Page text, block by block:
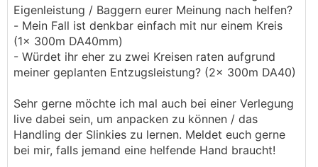
Eigenleistung / Baggern eurer Meinung nach helfen?
- Mein Fall ist denkbar einfach mit nur einem Kreis
(1x 300m DA40mm)
- Würdet ihr eher zu zwei Kreisen raten aufgrund
meiner geplanten Entzugsleistung? (2x 300m DA40)
Sehr gerne möchte ich mal auch bei einer Verlegung
live dabei sein, um anpacken zu können / das
Handling der Slinkies zu lernen. Meldet euch gerne
bei mir, falls jemand eine helfende Hand braucht!